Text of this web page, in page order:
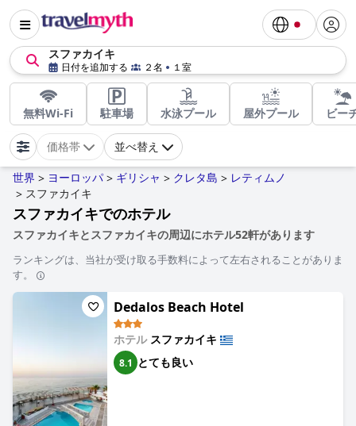
スファカイキ
日付を追加する ２名 １室
無料Wi-Fi 駐車場 水泳プール 屋外プール ビー
価格帯 並べ替え
世界 > ヨーロッパ > ギリシャ > クレタ島 > レティムノ
> スファカイキ
スファカイキでのホテル
スファカイキとスファカイキの周辺にホテル52軒があります
ランキングは、当社が受け取る手数料によって左右されることがありま
す。
Dedalos Beach Hotel
ホテル スファカイキ
8.1 とても良い